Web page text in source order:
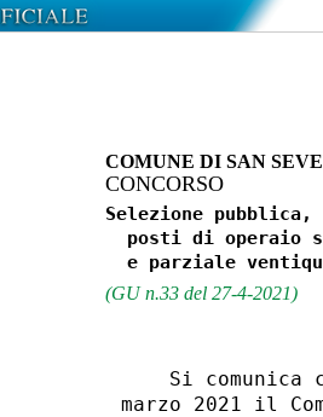
COMUNE DI SAN
CONCORSO
Selezione
posti di operaio
(GU n.33 del 27-4-2021)
Si comunica
marzo 2021 il